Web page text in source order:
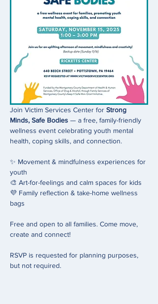
Join Victim Services Center for Strong
Minds, Safe Bodies — a free, family-friendly
wellness event celebrating youth mental
health, coping skills, and connection.
✨ Movement & mindfulness experiences for
youth
🎨 Art-for-feelings and calm spaces for kids
💜 Family reflection & take-home wellness
bags
Free and open to all families. Come move,
create and connect!
RSVP is requested for planning purposes,
but not required.